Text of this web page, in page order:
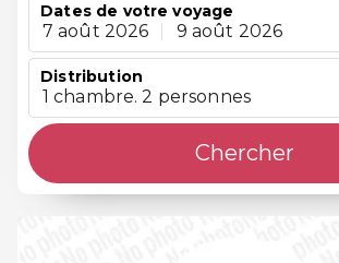
Dates de votre voyage
7 août 2026 9 août 2026
Distribution
1 chambre. 2 personnes
Chercher